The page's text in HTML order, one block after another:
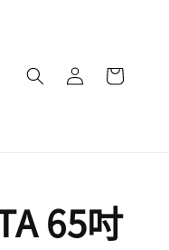
65吋